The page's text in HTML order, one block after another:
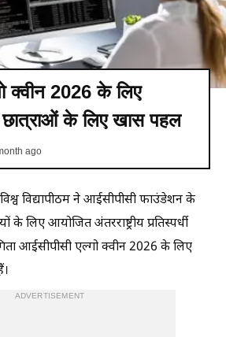
क्वीन 2026 के लिए
के लिए खास पहल
ago
विद्यापीठम ने आईसीपीसी फाउंडेशन के
लिए आयोजित अंतरराष्ट्रीय प्रतिस्पर्धी
आईसीपीसी एल्गो क्वीन 2026 के लिए
ADVERTISEMENT